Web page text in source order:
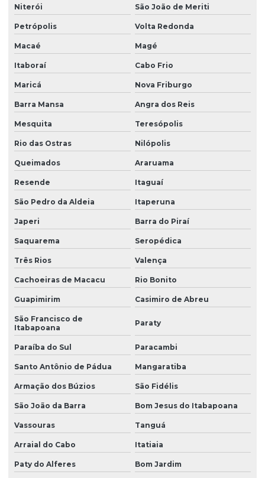
Niterói São João de Meriti
Petrópolis Volta Redonda
Macaé Magé
Itaboraí Cabo Frio
Maricá Nova Friburgo
Barra Mansa Angra dos Reis
Mesquita Teresópolis
Rio das Ostras Nilópolis
Queimados Araruama
Resende Itaguaí
São Pedro da Aldeia Itaperuna
Japeri Barra do Piraí
Saquarema Seropédica
Três Rios Valença
Cachoeiras de Macacu Rio Bonito
Guapimirim Casimiro de Abreu
São Francisco de
Itabapoana
Paraty
Paraíba do Sul Paracambi
Santo Antônio de Pádua Mangaratiba
Armação dos Búzios São Fidélis
São João da Barra Bom Jesus do Itabapoana
Vassouras Tanguá
Arraial do Cabo Itatiaia
Paty do Alferes Bom Jardim